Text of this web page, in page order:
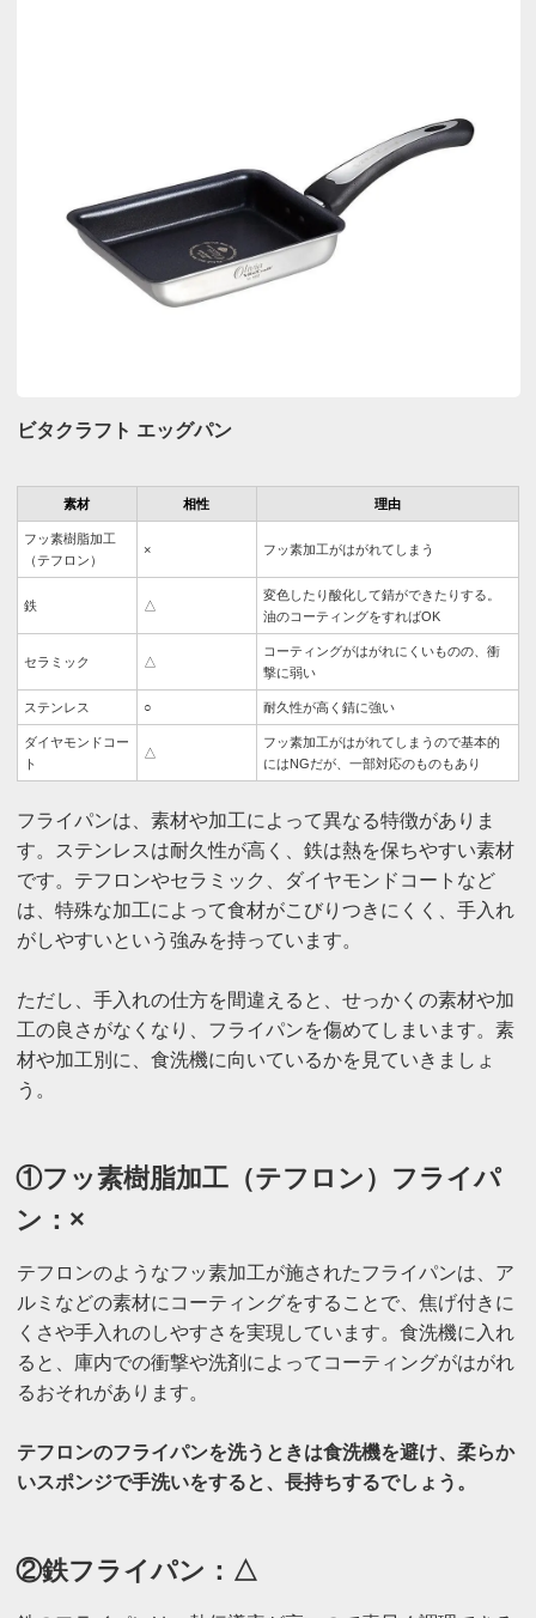
ビタクラフト エッグパン
素材 相性 理由
フッ素樹脂加工
（テフロン）
× フッ素加工がはがれてしまう
鉄 △
変色したり酸化して錆ができたりする。
油のコーティングをすればOK
セラミック △
コーティングがはがれにくいものの、衝
撃に弱い
ステンレス ○ 耐久性が高く錆に強い
ダイヤモンドコー
ト
△
フッ素加工がはがれてしまうので基本的
にはNGだが、一部対応のものもあり
フライパンは、素材や加工によって異なる特徴がありま
す。ステンレスは耐久性が高く、鉄は熱を保ちやすい素材
です。テフロンやセラミック、ダイヤモンドコートなど
は、特殊な加工によって食材がこびりつきにくく、手入れ
がしやすいという強みを持っています。
ただし、手入れの仕方を間違えると、せっかくの素材や加
工の良さがなくなり、フライパンを傷めてしまいます。素
材や加工別に、食洗機に向いているかを見ていきましょ
う。
①フッ素樹脂加工（テフロン）フライパ
ン：×
テフロンのようなフッ素加工が施されたフライパンは、ア
ルミなどの素材にコーティングをすることで、焦げ付きに
くさや手入れのしやすさを実現しています。食洗機に入れ
ると、庫内での衝撃や洗剤によってコーティングがはがれ
るおそれがあります。
テフロンのフライパンを洗うときは食洗機を避け、柔らか
いスポンジで手洗いをすると、長持ちするでしょう。
②鉄フライパン：△